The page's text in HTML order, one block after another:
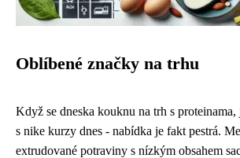
Oblíbené značky na trhu
Když se dneska kouknu na trh s
s nike kurzy dnes - nabídka je fakt pestrá.
extrudované potraviny s nízkým obsahem